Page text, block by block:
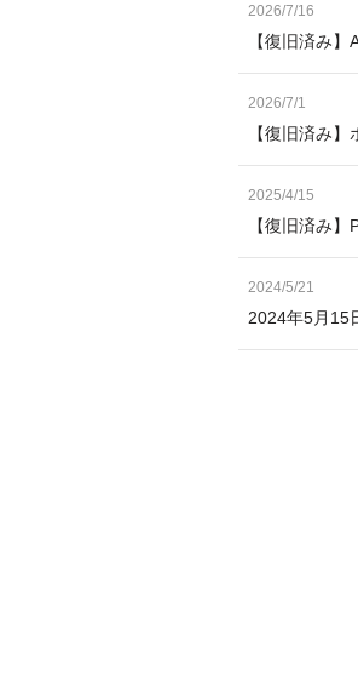
2026/7/16
【復旧済み
2026/7/1
【復旧済み
2025/4/15
【復旧済み
2024/5/21
2024年5月15